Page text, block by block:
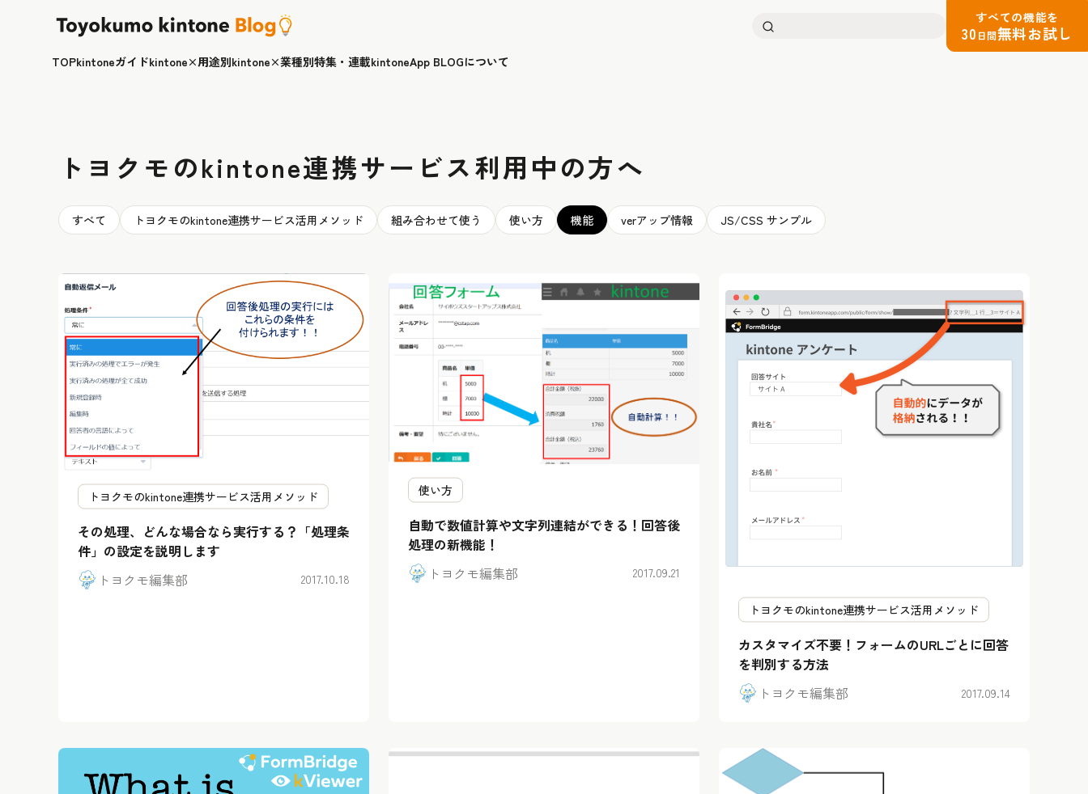
検
すべての機能を
30 日間無料お試し
TOPkintoneガイドkintone×用途別kintone×業種別特集・連載kintoneApp BLOGについて
トヨクモのkintone連携サービス利用中の方へ
すべて トヨクモのkintone連携サービス活用メソッド 組み合わせて使う 使い方 機能 verアップ情報 JS/CSS サンプル
トヨクモのkintone連携サービス活用メソッド
その処理、どんな場合なら実行する？「処理条
件」の設定を説明します
トヨクモ編集部
2017.10.18
使い方
自動で数値計算や文字列連結ができる！回答後
処理の新機能！
トヨクモ編集部
2017.09.21
トヨクモのkintone連携サービス活用メソッド
カスタマイズ不要！フォームのURLごとに回答
を判別する方法
トヨクモ編集部
2017.09.14